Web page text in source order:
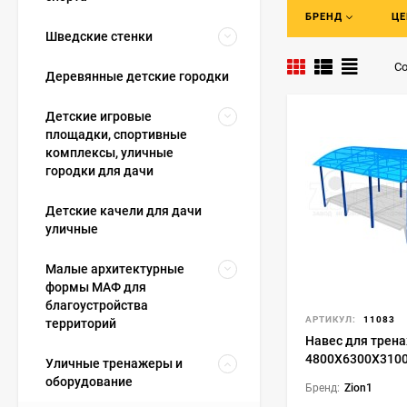
назначения и
одном из
и игр в
прямых
Беседка – это не
которого
встреч с
организации
вместе с тем,
приятных
БРЕНД
АРТИКУЛ: 11083
Навес для
Бренд: Zion1
Шведские стенки
Деревянные детские городки
Детские игровые
площадки, спортивные
комплексы, уличные
городки для дачи
Детские качели для дачи
уличные
Малые архитектурные
формы МАФ для
благоустройства
территорий
Уличные тренажеры и
оборудование